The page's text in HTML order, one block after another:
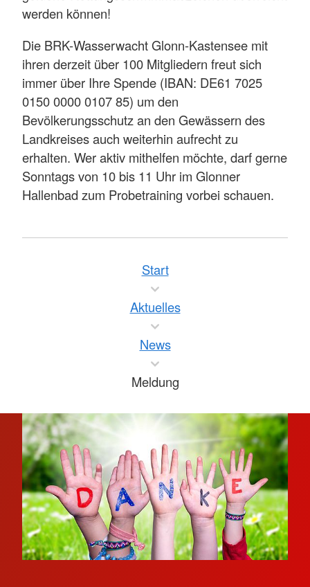
werden können!
Die BRK-Wasserwacht Glonn-Kastensee mit
ihren derzeit über 100 Mitgliedern freut sich
immer über Ihre Spende (IBAN: DE61 7025
0150 0000 0107 85) um den
Bevölkerungsschutz an den Gewässern des
Landkreises auch weiterhin aufrecht zu
erhalten. Wer aktiv mithelfen möchte, darf gerne
Sonntags von 10 bis 11 Uhr im Glonner
Hallenbad zum Probetraining vorbei schauen.
Start
Aktuelles
News
Meldung